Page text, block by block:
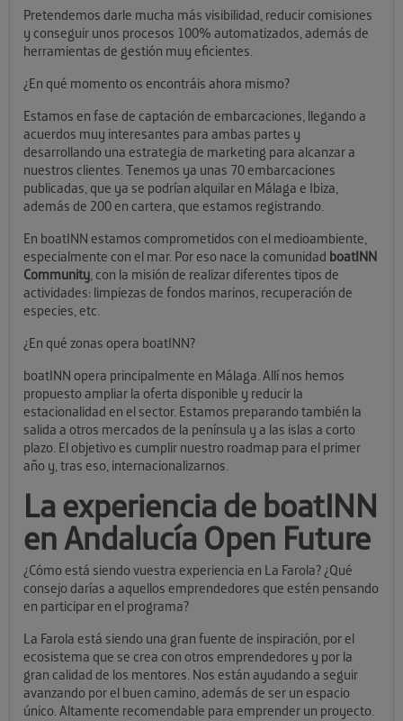
Pretendemos darle mucha más visibilidad, reducir comisiones
y conseguir unos procesos 100% automatizados, además de
herramientas de gestión muy eficientes.
¿En qué momento os encontráis ahora mismo?
Estamos en fase de captación de embarcaciones, llegando a
acuerdos muy interesantes para ambas partes y
desarrollando una estrategia de marketing para alcanzar a
nuestros clientes. Tenemos ya unas 70 embarcaciones
publicadas, que ya se podrían alquilar en Málaga e Ibiza,
además de 200 en cartera, que estamos registrando.
En boatINN estamos comprometidos con el medioambiente,
especialmente con el mar. Por eso nace la comunidad boatINN
Community, con la misión de realizar diferentes tipos de
actividades: limpiezas de fondos marinos, recuperación de
especies, etc.
¿En qué zonas opera boatINN?
boatINN opera principalmente en Málaga. Allí nos hemos
propuesto ampliar la oferta disponible y reducir la
estacionalidad en el sector. Estamos preparando también la
salida a otros mercados de la península y a las islas a corto
plazo. El objetivo es cumplir nuestro roadmap para el primer
año y, tras eso, internacionalizarnos.
La experiencia de boatINN
en Andalucía Open Future
¿Cómo está siendo vuestra experiencia en La Farola? ¿Qué
consejo darías a aquellos emprendedores que estén pensando
en participar en el programa?
La Farola está siendo una gran fuente de inspiración, por el
ecosistema que se crea con otros emprendedores y por la
gran calidad de los mentores. Nos están ayudando a seguir
avanzando por el buen camino, además de ser un espacio
único. Altamente recomendable para emprender un proyecto.